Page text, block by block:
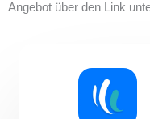
Angebot über den Link